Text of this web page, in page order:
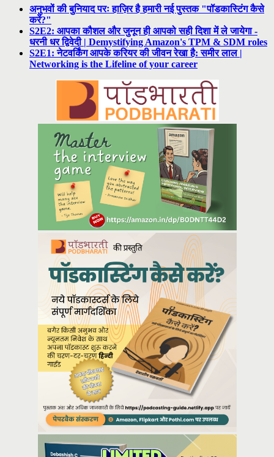
अनुभवों की बुनियाद परः हाज़िर है हमारी नई पुस्तक "पॉडकास्टिंग कैसे
करें?"
S2E2: आपका कौशल और जुनून ही आपको सही दिशा में ले जायेगा -
धरनी धर द्विवेदी | Demystifying Amazon's TPM & SDM roles
S2E1: नेटवर्किंग आपके करियर की जीवन रेखा है: समीर लाल |
Networking is the Lifeline of your career